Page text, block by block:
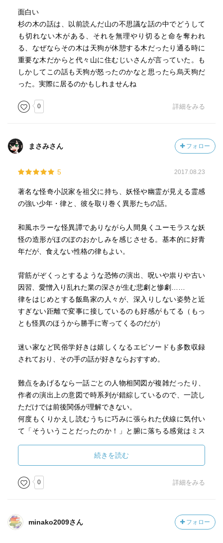
面白い
杉の木の話は、以前読んだ山の不思議な話の中でどうして
も切れない木がある、それを無理やり切ると命を奪われ
る、なぜならその木は天狗が休憩する木だったり通る時に
重要な木だからと代々山に住むじいさんが言っていた。も
しかしてこの話も天狗が怒ったのかなと思ったら烏天狗だ
った。実際に居るのかもしれませんね
0 詳細をみる
まさみさん フォロー
5 2017.08.23
著名な怪奇小説家を祖父に持ち、妖怪や幽霊が見える霊感
の強い少年・律と、彼を取り巻く異形たちの話。
和風ホラーな怪異譚でありながら人間臭くユーモラスな妖
怪の造形がほのぼのおかしみを感じさせる。基本的に好青
年だが、食えない性格の律もよい。
背筋がぞくっとするような恐怖の演出、呪いや祟りや古い
因習、愛憎入り乱れた業の深さが生む悲劇と惨劇……
律をはじめとする飯島家の人々が、深入りしない姿勢と近
すぎない距離で変事に接しているのも好感がもてる（もっ
とも怪異のほうから勝手に寄ってくるのだが）
迷い家など民俗学好きは嬉しくなるエピソードも多数収録
されており、その手の話が好きならおすすめ。
難点をあげるなら一話ごとの人物相関図が複雑だったり、
作者の演出上の意図で時系列が錯綜しているので、一読し
ただけでは前後関係が理解できない。
何度もくりかえし読むうちに巧みに張られた伏線に気付い
て「そういうことだったのか！」と腑に落ちる感覚はミス
続きを読む
0 詳細をみる
minako2009さん フォロー